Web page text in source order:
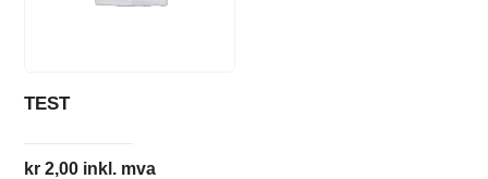
TEST
kr 2,00 inkl. mva